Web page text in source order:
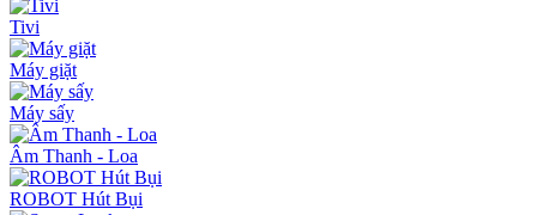
Tivi
Máy giặt
Máy sấy
Âm Thanh - Loa
ROBOT Hút Bụi